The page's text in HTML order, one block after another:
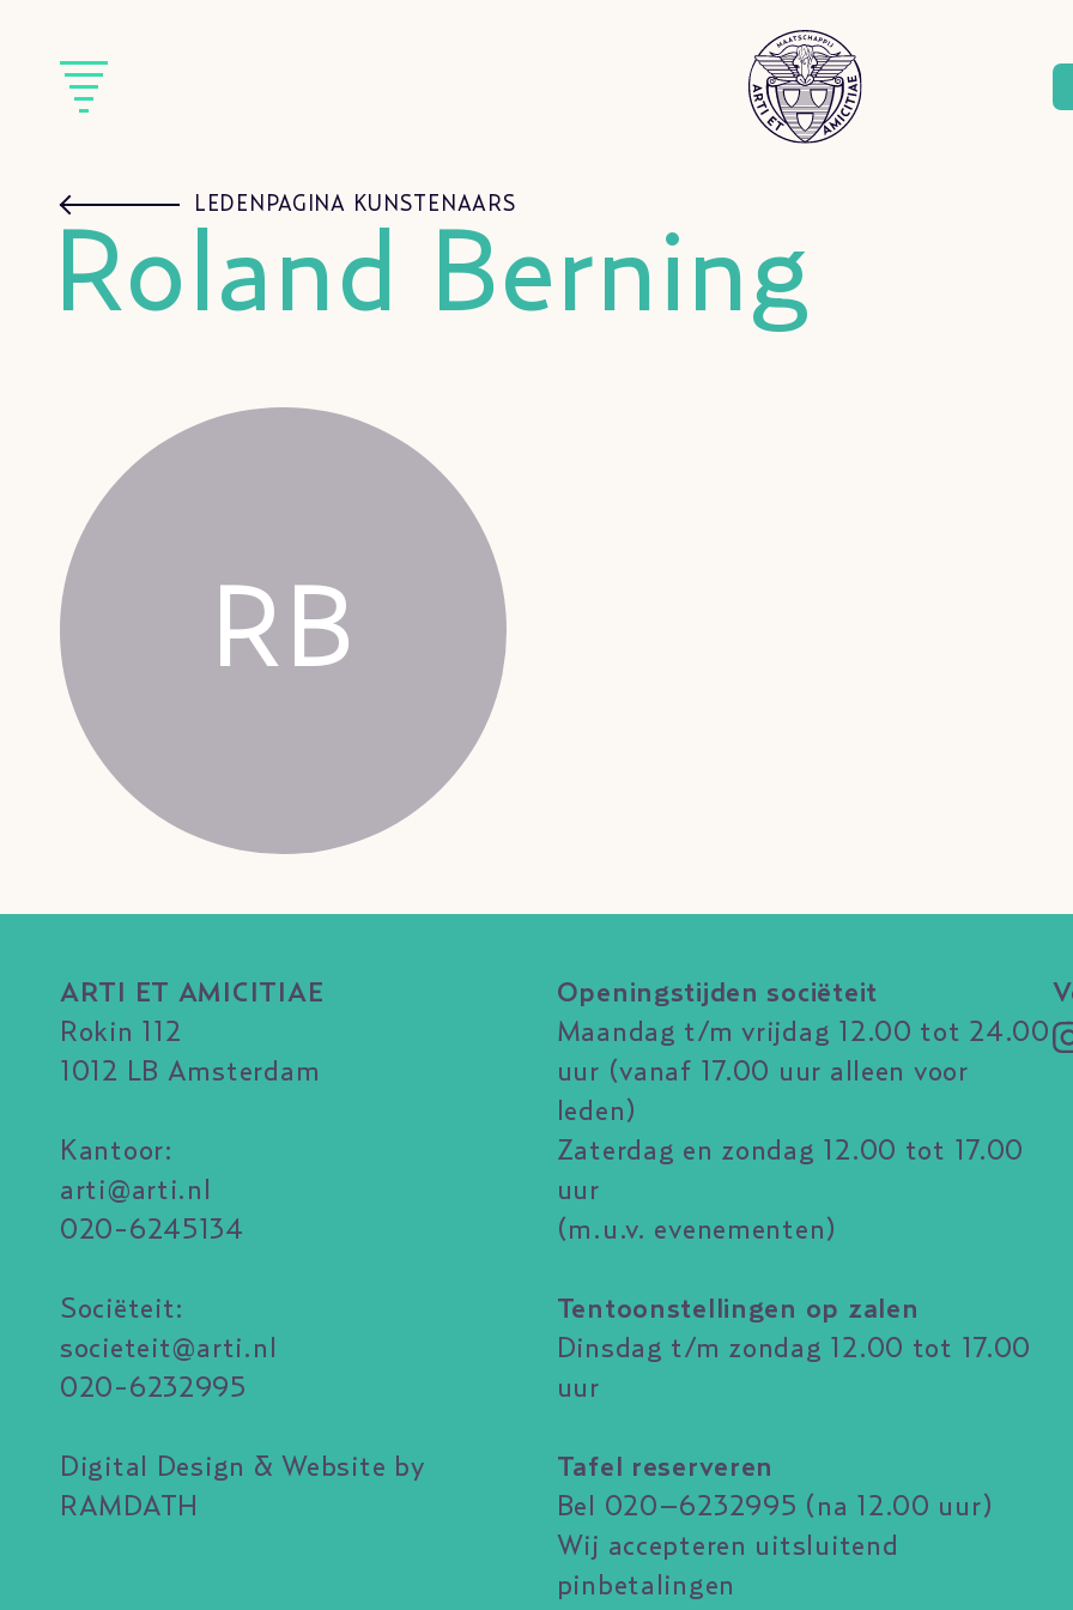
LEDENPAGINA KUNSTENAARS
Roland Berning
RB
ARTI ET AMICITIAE
Rokin 112
1012 LB Amsterdam
Kantoor:
arti@arti.nl
020-6245134
Sociëteit:
societeit@arti.nl
020-6232995
Digital Design & Website by
RAMDATH
Openingstijden sociëteit
Maandag t/m vrijdag 12.00 tot 24.00
uur (vanaf 17.00 uur alleen voor
leden)
Zaterdag en zondag 12.00 tot 17.00
uur
(m.u.v. evenementen)
Tentoonstellingen op zalen
Dinsdag t/m zondag 12.00 tot 17.00
uur
Tafel reserveren
Bel 020–6232995 (na 12.00 uur)
Wij accepteren uitsluitend
pinbetalingen